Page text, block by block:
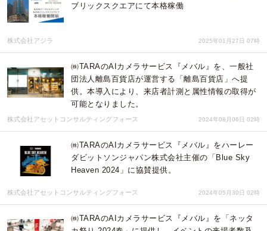
ブリックスクエアにて本格稼働
株式会社アジラ 2025年01月27日 07時
㈱TARAのAIカメラサービス『メバル』を、一般社
団法人離島百貨店が運営する「離島百貨店」へ提
供。本導入により、来店者計測と属性情報の取得が
可能となりました。
株式会社アセットコンサルティングフォース 2024年08月06日 02時
㈱TARAのAIカメラサービス『メバル』をハーレー
ダビットソンジャパン株式会社主催の「Blue Sky
Heaven 2024」に協賛提供。
株式会社アセットコンサルティングフォース 2024年05月30日 02時
㈱TARAのAIカメラサービス『メバル』を「ネッタ